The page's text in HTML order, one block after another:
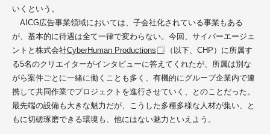
いくという。
AICG広告事業領域においては、子会社化されている事業もある
が、基本的に待遇は全て一律で変わらない。今回、サイバーエージェ
ントと株式会社CyberHuman Productions
（以下、CHP）に所属す
る5名のクリエイターがインタビューに答えてくれたが、所属は別な
がら案件ごとに一緒に働くことも多く、有機的にグループ企業内で連
携して共同作業でプロジェクトを進行させていく、とのことだった。
最先端の設備も大きな魅力だが、こうした多種多様な人材が集い、と
もに切磋琢磨できる環境も、他にはない魅力といえよう。